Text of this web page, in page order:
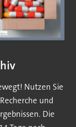
Nutzen Sie
und
Die